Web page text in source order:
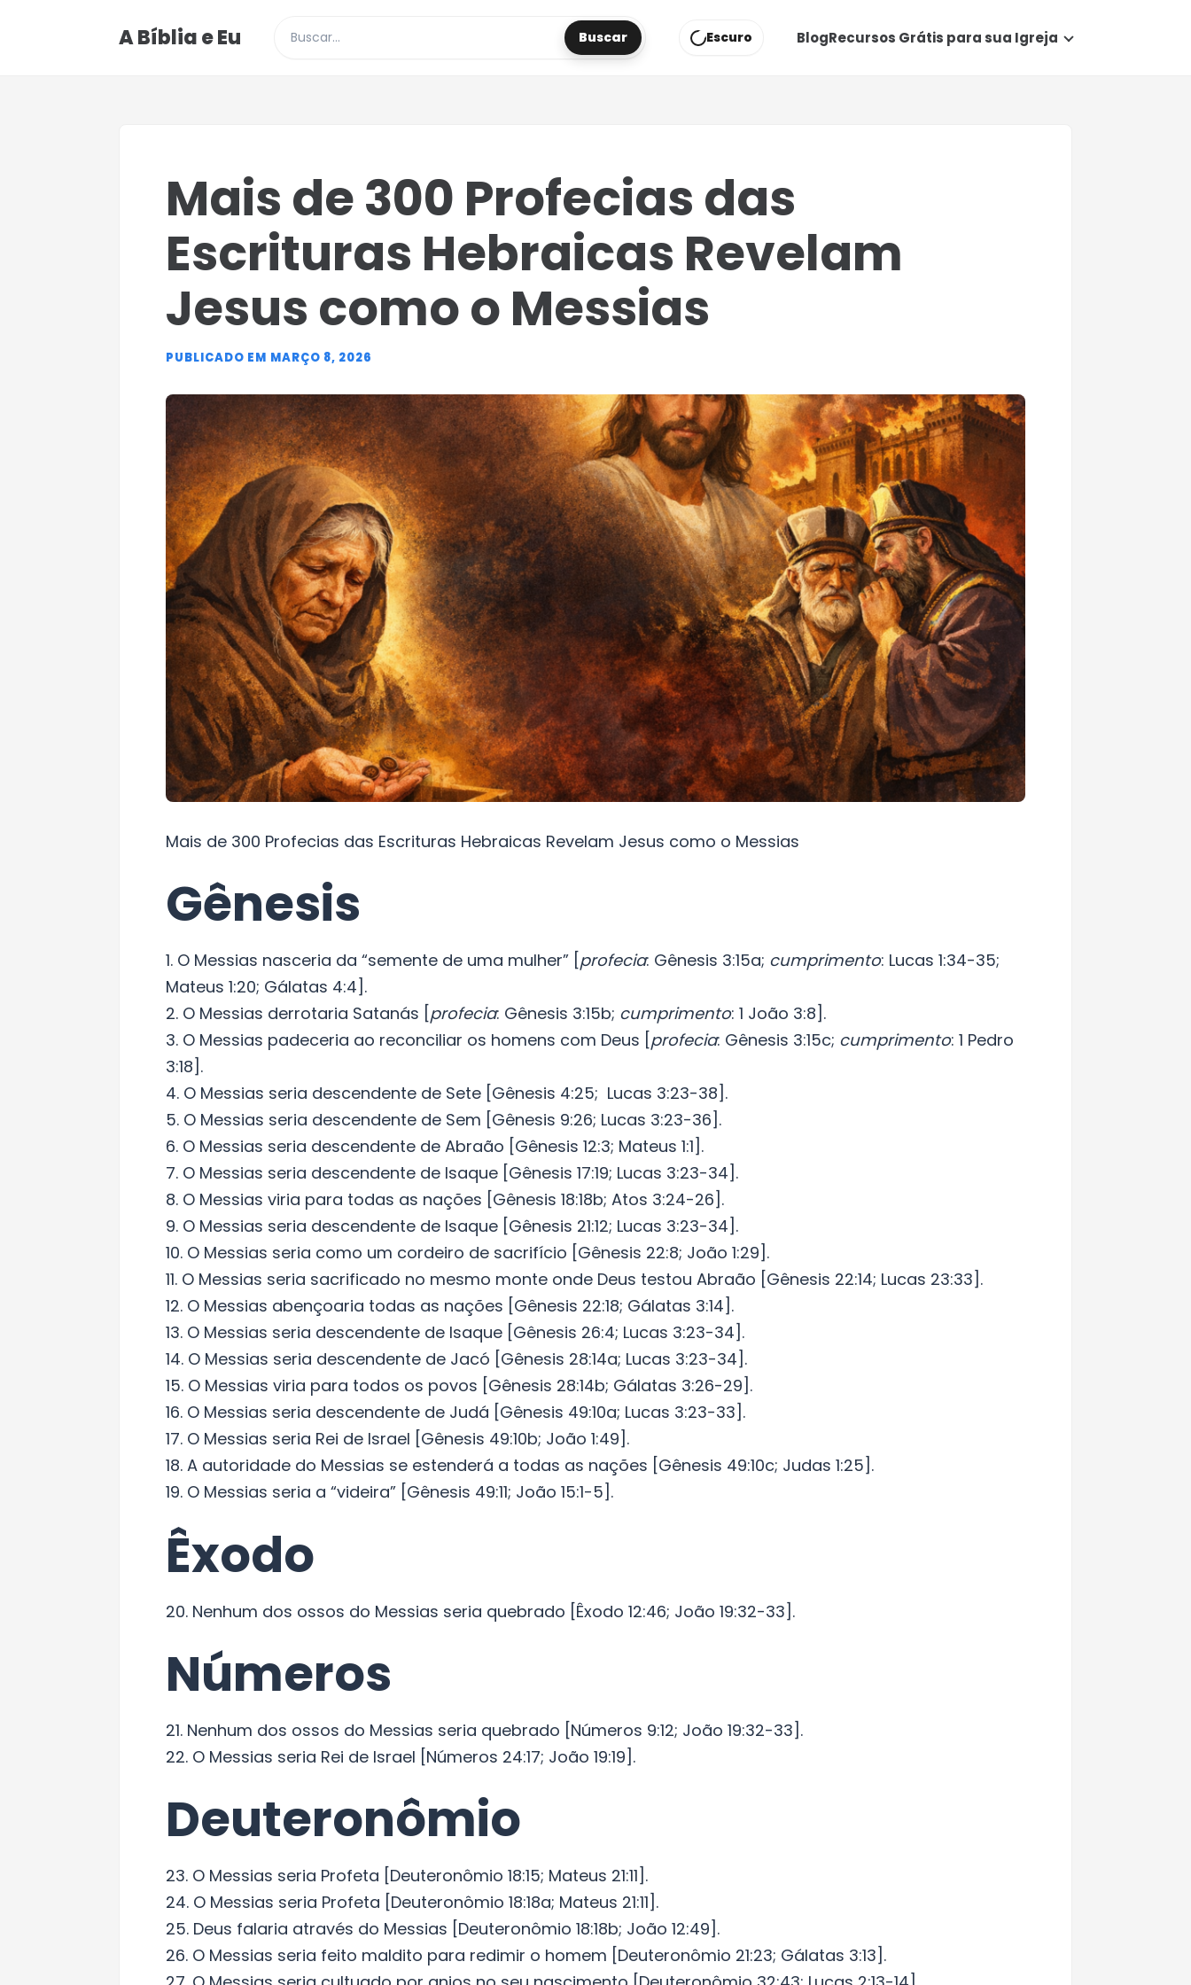
A Bíblia e Eu Buscar posts e páginas
Buscar Escuro BlogRecursos Grátis para sua Igreja
Mais de 300 Profecias das
Escrituras Hebraicas Revelam
Jesus como o Messias
PUBLICADO EM MARÇO 8, 2026
Mais de 300 Profecias das Escrituras Hebraicas Revelam Jesus como o Messias
Gênesis
1. O Messias nasceria da “semente de uma mulher” [ profecia: Gênesis 3:15a; cumprimento: Lucas 1:34-35;
Mateus 1:20; Gálatas 4:4].
2. O Messias derrotaria Satanás [ profecia: Gênesis 3:15b; cumprimento: 1 João 3:8].
3. O Messias padeceria ao reconciliar os homens com Deus [ profecia: Gênesis 3:15c; cumprimento: 1 Pedro
3:18].
4. O Messias seria descendente de Sete [Gênesis 4:25; Lucas 3:23-38].
5. O Messias seria descendente de Sem [Gênesis 9:26; Lucas 3:23-36].
6. O Messias seria descendente de Abraão [Gênesis 12:3; Mateus 1:1].
7. O Messias seria descendente de Isaque [Gênesis 17:19; Lucas 3:23-34].
8. O Messias viria para todas as nações [Gênesis 18:18b; Atos 3:24-26].
9. O Messias seria descendente de Isaque [Gênesis 21:12; Lucas 3:23-34].
10. O Messias seria como um cordeiro de sacrifício [Gênesis 22:8; João 1:29].
11. O Messias seria sacrificado no mesmo monte onde Deus testou Abraão [Gênesis 22:14; Lucas 23:33].
12. O Messias abençoaria todas as nações [Gênesis 22:18; Gálatas 3:14].
13. O Messias seria descendente de Isaque [Gênesis 26:4; Lucas 3:23-34].
14. O Messias seria descendente de Jacó [Gênesis 28:14a; Lucas 3:23-34].
15. O Messias viria para todos os povos [Gênesis 28:14b; Gálatas 3:26-29].
16. O Messias seria descendente de Judá [Gênesis 49:10a; Lucas 3:23-33].
17. O Messias seria Rei de Israel [Gênesis 49:10b; João 1:49].
18. A autoridade do Messias se estenderá a todas as nações [Gênesis 49:10c; Judas 1:25].
19. O Messias seria a “videira” [Gênesis 49:11; João 15:1-5].
Êxodo
20. Nenhum dos ossos do Messias seria quebrado [Êxodo 12:46; João 19:32-33].
Números
21. Nenhum dos ossos do Messias seria quebrado [Números 9:12; João 19:32-33].
22. O Messias seria Rei de Israel [Números 24:17; João 19:19].
Deuteronômio
23. O Messias seria Profeta [Deuteronômio 18:15; Mateus 21:11].
24. O Messias seria Profeta [Deuteronômio 18:18a; Mateus 21:11].
25. Deus falaria através do Messias [Deuteronômio 18:18b; João 12:49].
26. O Messias seria feito maldito para redimir o homem [Deuteronômio 21:23; Gálatas 3:13].